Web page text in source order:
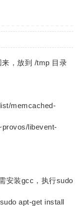
，放到 /tmp 目录
memcached-
libevent-
安装gcc，执行sudo
apt-get install